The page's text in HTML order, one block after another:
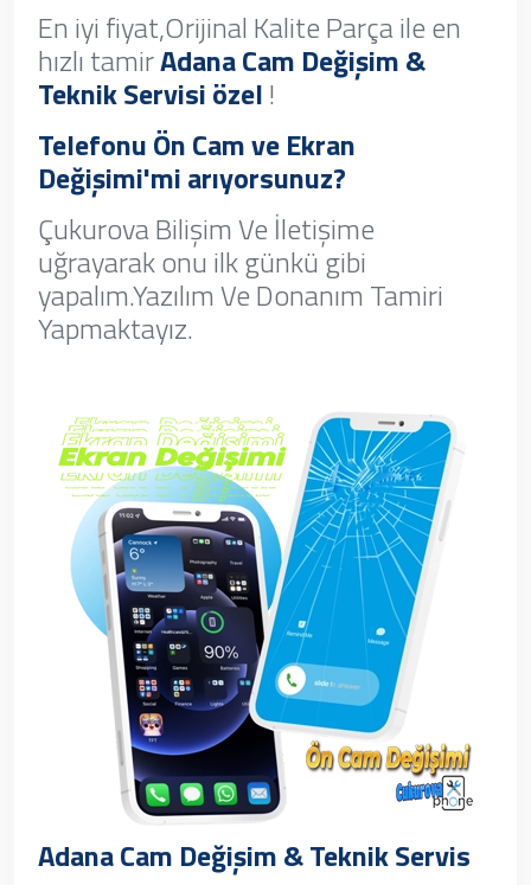
En iyi fiyat,Orijinal Kalite Parça ile en
hızlı tamirAdana Cam Değişim &
Teknik Servisi özel!
Telefonu Ön Cam ve Ekran
Değişimi'mi arıyorsunuz?
Çukurova Bilişim Ve İletişime
uğrayarak onu ilk günkü gibi
yapalım.Yazılım Ve Donanım Tamiri
Yapmaktayız.
Adana Cam Değişim & Teknik Servis